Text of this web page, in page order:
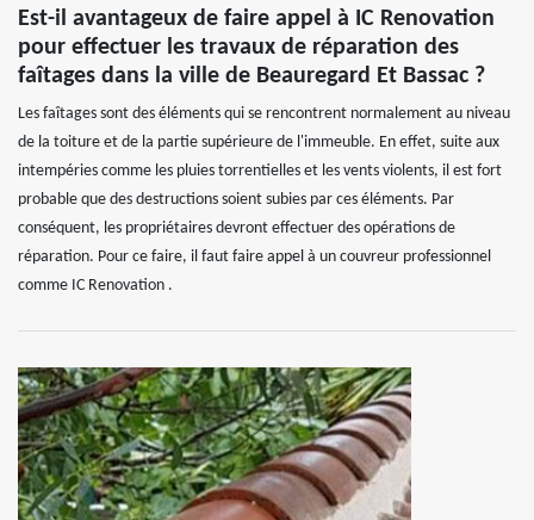
Est-il avantageux de faire appel à IC Renovation
pour effectuer les travaux de réparation des
faîtages dans la ville de Beauregard Et Bassac ?
Les faîtages sont des éléments qui se rencontrent normalement au niveau
de la toiture et de la partie supérieure de l'immeuble. En effet, suite aux
intempéries comme les pluies torrentielles et les vents violents, il est fort
probable que des destructions soient subies par ces éléments. Par
conséquent, les propriétaires devront effectuer des opérations de
réparation. Pour ce faire, il faut faire appel à un couvreur professionnel
comme IC Renovation .